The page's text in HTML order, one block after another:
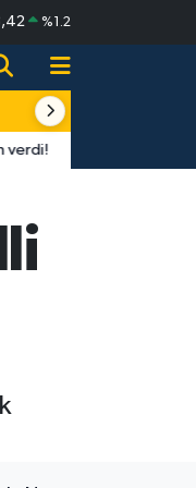
%1.2
Resmi Reklamlar
16:01